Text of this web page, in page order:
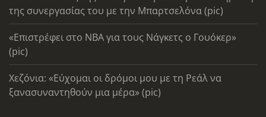
της συνεργασίας του με την Μπαρτσελόνα (pic)
«Επιστρέφει στο ΝΒΑ για τους Νάγκετς ο Γουόκερ»
(pic)
Χεζόνια: «Εύχομαι οι δρόμοι μου με τη Ρεάλ να
ξανασυναντηθούν μια μέρα» (pic)